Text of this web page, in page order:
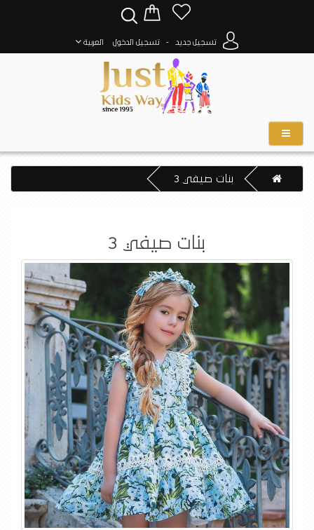
تسجيل جديد - تسجيل الدخول العربية
بنات صيفي 3
بنات صيفي 3